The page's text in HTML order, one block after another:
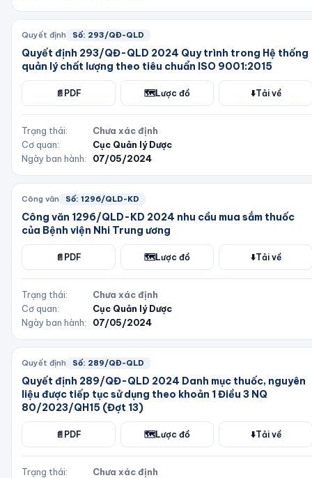
Quyết định Số: 293/QĐ-QLD
Quyết định 293/QĐ-QLD 2024 Quy trình trong Hệ thống
quản lý chất lượng theo tiêu chuẩn ISO 9001:2015
📄 PDF 🗺️Lược đồ ⬇️Tải về
Trạng thái:
Chưa xác định
Cơ quan:
Cục Quản lý Dược
Ngày ban hành:
07/05/2024
Công văn Số: 1296/QLD-KD
Công văn 1296/QLD-KD 2024 nhu cầu mua sắm thuốc
của Bệnh viện Nhi Trung ương
📄 PDF 🗺️Lược đồ ⬇️Tải về
Trạng thái:
Chưa xác định
Cơ quan:
Cục Quản lý Dược
Ngày ban hành:
07/05/2024
Quyết định Số: 289/QĐ-QLD
Quyết định 289/QĐ-QLD 2024 Danh mục thuốc, nguyên
liệu được tiếp tục sử dụng theo khoản 1 Điều 3 NQ
80/2023/QH15 (Đợt 13)
📄 PDF 🗺️Lược đồ ⬇️Tải về
Trạng thái:
Chưa xác định